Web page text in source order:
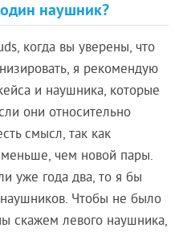
наушник?
когда вы уверены, что
я рекомендую
и наушника, которые
они относительно
смысл, так как
чем новой пары.
уже года два, то я бы
Чтобы не было
скажем левого наушника,